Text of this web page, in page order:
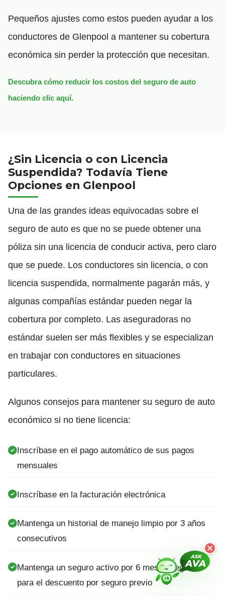
Pequeños ajustes como estos pueden ayudar a los
conductores de Glenpool a mantener su cobertura
económica sin perder la protección que necesitan.
Descubra cómo reducir los costos del seguro de auto
haciendo clic aquí.
¿Sin Licencia o con Licencia
Suspendida? Todavía Tiene
Opciones en Glenpool
Una de las grandes ideas equivocadas sobre el
seguro de auto es que no se puede obtener una
póliza sin una licencia de conducir activa, pero claro
que se puede. Los conductores sin licencia, o con
licencia suspendida, normalmente pagarán más, y
algunas compañías estándar pueden negar la
cobertura por completo. Las aseguradoras no
estándar suelen ser más flexibles y se especializan
en trabajar con conductores en situaciones
particulares.
Algunos consejos para mantener su seguro de auto
económico si no tiene licencia:
Inscríbase en el pago automático de sus pagos
mensuales
Inscríbase en la facturación electrónica
Mantenga un historial de manejo limpio por 3 años
consecutivos
Mantenga un seguro activo por 6 meses seguidos
para el descuento por seguro previo